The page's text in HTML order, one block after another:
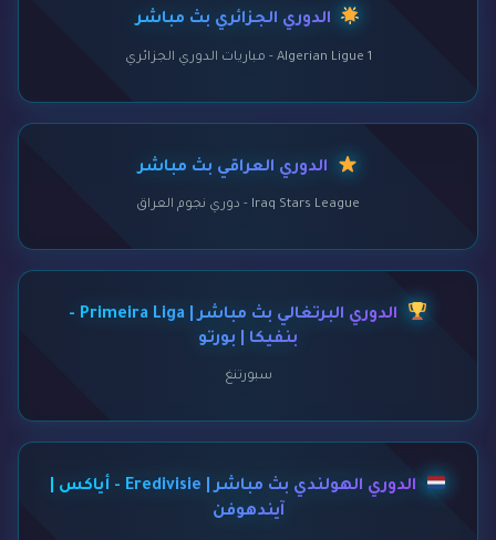
الدوري الجزائري بث مباشر
Algerian Ligue 1 - مباريات الدوري الجزائري
الدوري العراقي بث مباشر
Iraq Stars League - دوري نجوم العراق
الدوري البرتغالي بث مباشر | Primeira Liga -
بنفيكا | بورتو
سبورتنغ
الدوري الهولندي بث مباشر | Eredivisie - أياكس |
آيندهوفن